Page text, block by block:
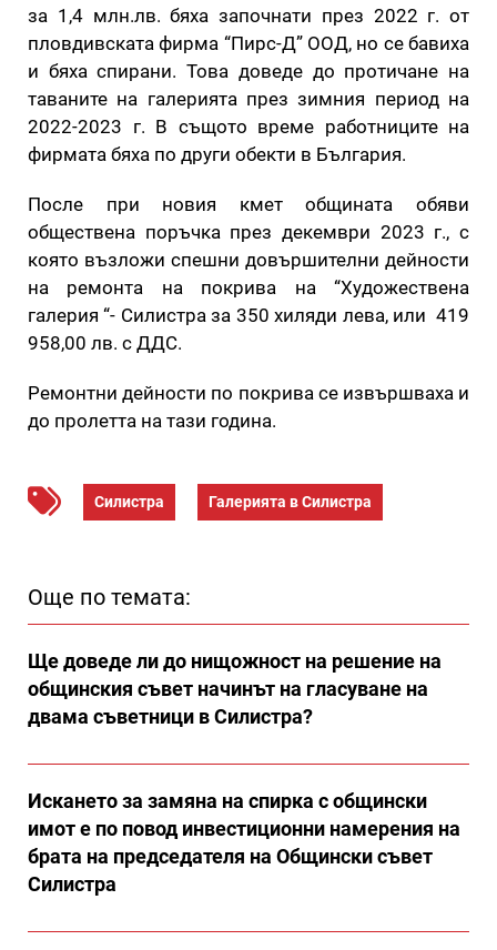
за 1,4 млн.лв. бяха започнати през 2022 г. от
пловдивската фирма “Пирс-Д” ООД, но се бавиха
и бяха спирани. Това доведе до протичане на
таваните на галерията през зимния период на
2022-2023 г. В същото време работниците на
фирмата бяха по други обекти в България.
После при новия кмет общината обяви
обществена поръчка през декември 2023 г., с
която възложи спешни довършителни дейности
на ремонта на покрива на “Художествена
галерия “- Силистра за 350 хиляди лева, или 419
958,00 лв. с ДДС.
Ремонтни дейности по покрива се извършваха и
до пролетта на тази година.
Силистра Галерията в Силистра
Още по темата:
Ще доведе ли до нищожност на решение на
общинския съвет начинът на гласуване на
двама съветници в Силистра?
Искането за замяна на спирка с общински
имот е по повод инвестиционни намерения на
брата на председателя на Общински съвет
Силистра